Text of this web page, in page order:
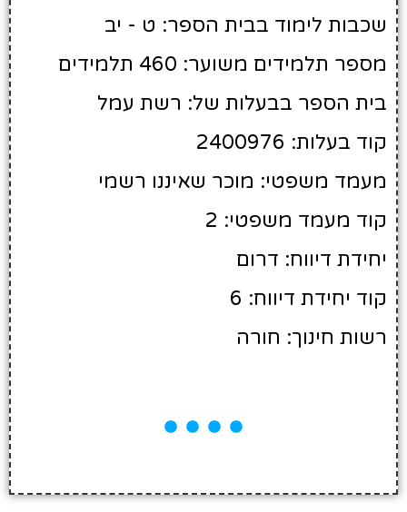
שכבות לימוד בבית הספר: ט - יב
מספר תלמידים משוער: 460 תלמידים
בית הספר בבעלות של: רשת עמל
קוד בעלות: 2400976
מעמד משפטי: מוכר שאיננו רשמי
קוד מעמד משפטי: 2
יחידת דיווח: דרום
קוד יחידת דיווח: 6
רשות חינוך: חורה